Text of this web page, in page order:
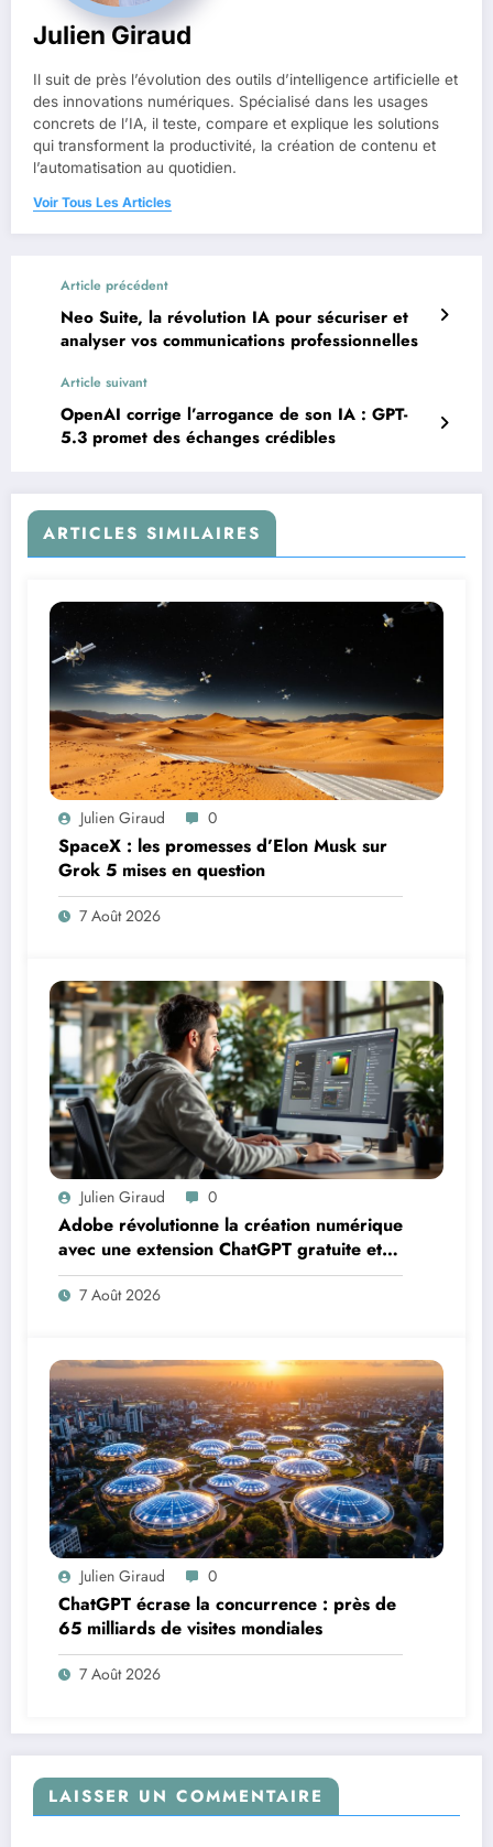
Julien Giraud
Il suit de près l’évolution des outils d’intelligence artificielle et
des innovations numériques. Spécialisé dans les usages
concrets de l’IA, il teste, compare et explique les solutions
qui transforment la productivité, la création de contenu et
l’automatisation au quotidien.
Voir Tous Les Articles
Article précédent
Neo Suite, la révolution IA pour sécuriser et
analyser vos communications professionnelles
Article suivant
OpenAI corrige l’arrogance de son IA : GPT-
5.3 promet des échanges crédibles
ARTICLES SIMILAIRES
Julien Giraud 0
SpaceX : les promesses d’Elon Musk sur
Grok 5 mises en question
7 Août 2026
Julien Giraud 0
Adobe révolutionne la création numérique
avec une extension ChatGPT gratuite et
puissante
7 Août 2026
Julien Giraud 0
ChatGPT écrase la concurrence : près de
65 milliards de visites mondiales
7 Août 2026
LAISSER UN COMMENTAIRE